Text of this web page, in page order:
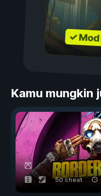
✓
Kamu mungkin
50 cheat